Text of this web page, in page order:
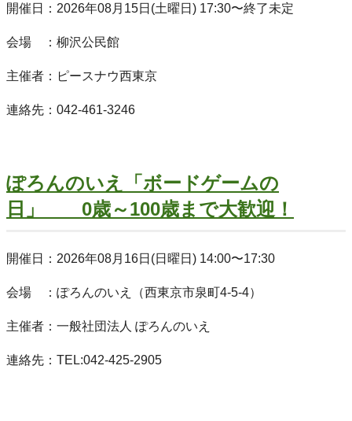
開催日：2026年08月15日(土曜日) 17:30〜終了未定
会場 ：柳沢公民館
主催者：ピースナウ西東京
連絡先：042-461-3246
ぽろんのいえ「ボードゲームの
日」 0歳～100歳まで大歓迎！
開催日：2026年08月16日(日曜日) 14:00〜17:30
会場 ：ぽろんのいえ（西東京市泉町4-5-4）
主催者：一般社団法人 ぽろんのいえ
連絡先：TEL:042-425-2905